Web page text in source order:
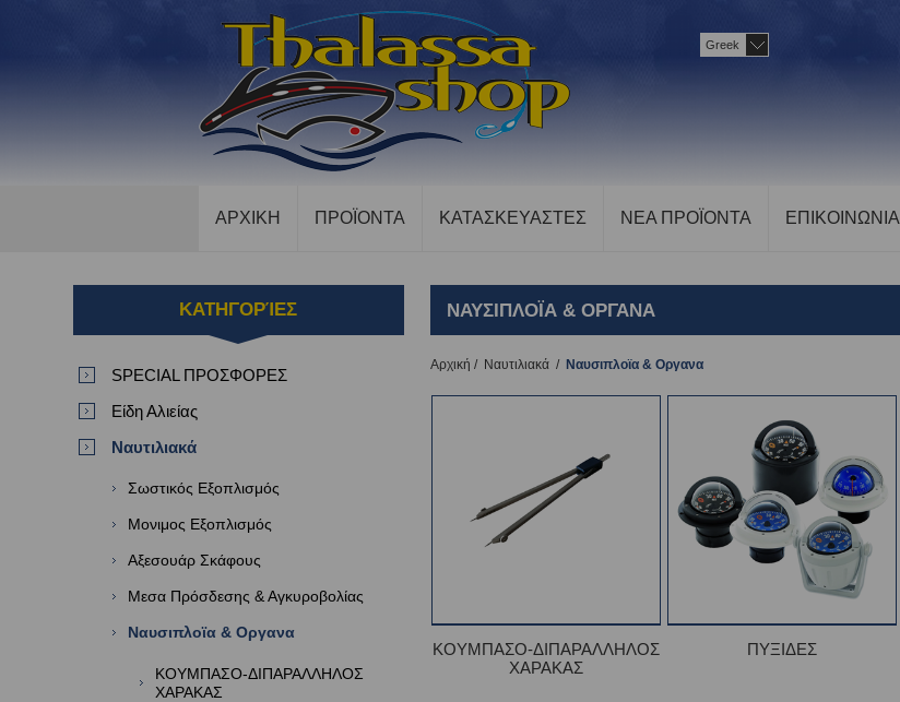
Greek
ΑΡΧΙΚΗ ΠΡΟΪΟΝΤΑ ΚΑΤΑΣΚΕΥΑΣΤΕΣ ΝΕΑ ΠΡΟΪΟΝΤΑ ΕΠΙΚΟΙΝΩΝΙΑ
ΝΑΥΣΙΠΛΟΪΑ & ΟΡΓΑΝΑ
Αρχική / Ναυτιλιακά / Ναυσιπλοϊα & Οργανα
ΚΟΥΜΠΑΣΟ-ΔΙΠΑΡΑΛΛΗΛΟΣ
ΧΑΡΑΚΑΣ
ΠΥΞΙΔΕΣ
ΚΑΤΗΓΟΡΊΕΣ
SPECIAL ΠΡΟΣΦΟΡΕΣ
Είδη Αλιείας
Ναυτιλιακά
Σωστικός Εξοπλισμός
Μονιμος Εξοπλισμός
Αξεσουάρ Σκάφους
Μεσα Πρόσδεσης & Αγκυροβολίας
Ναυσιπλοϊα & Οργανα
ΚΟΥΜΠΑΣΟ-ΔΙΠΑΡΑΛΛΗΛΟΣ
ΧΑΡΑΚΑΣ